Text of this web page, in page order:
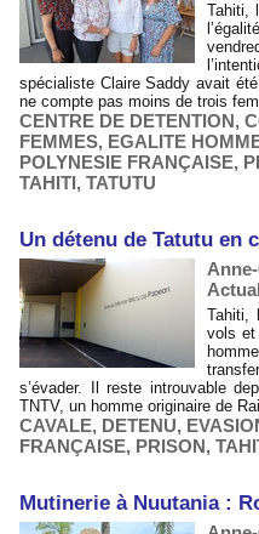
Tahiti,
spécialiste Claire Saddy avait
ne compte pas moins de trois
CENTRE DE DETENTION,
FEMMES, EGALITE
POLYNESIE FRANÇAISE,
TAHITI, TATUTU
​Un détenu de Tatutu en
Tahiti,
vols et
s’évader. Il reste introuvable
TNTV, un homme originaire de
CAVALE, DETENU,
FRANÇAISE, PRISON,
Mutinerie à Nuutania :